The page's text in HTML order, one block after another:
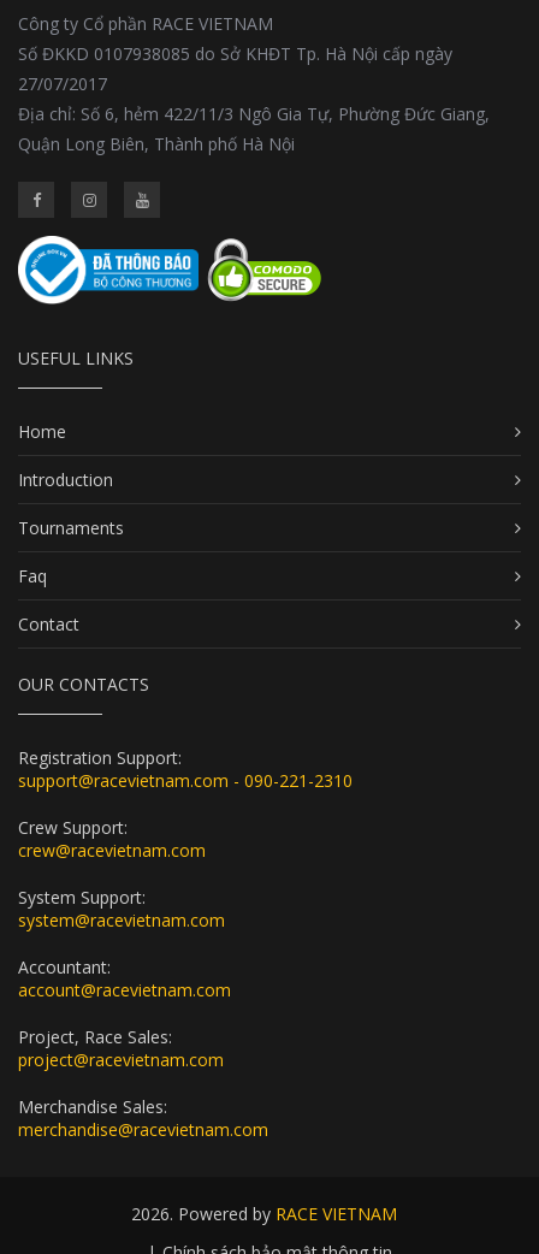
Công ty Cổ phần RACE VIETNAM
Số ĐKKD 0107938085 do Sở KHĐT Tp. Hà Nội cấp ngày
27/07/2017
Địa chỉ: Số 6, hẻm 422/11/3 Ngô Gia Tự, Phường Đức Giang,
Quận Long Biên, Thành phố Hà Nội
USEFUL LINKS
Home
Introduction
Tournaments
Faq
Contact
OUR CONTACTS
Registration Support:
support@racevietnam.com - 090-221-2310
Crew Support:
crew@racevietnam.com
System Support:
system@racevietnam.com
Accountant:
account@racevietnam.com
Project, Race Sales:
project@racevietnam.com
Merchandise Sales:
merchandise@racevietnam.com
2026. Powered by RACE VIETNAM